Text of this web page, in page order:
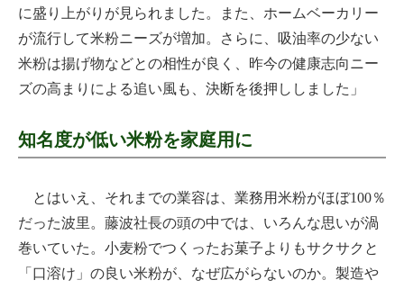
に盛り上がりが見られました。また、ホームベーカリー
が流行して米粉ニーズが増加。さらに、吸油率の少ない
米粉は揚げ物などとの相性が良く、昨今の健康志向ニー
ズの高まりによる追い風も、決断を後押ししました」
知名度が低い米粉を家庭用に
とはいえ、それまでの業容は、業務用米粉がほぼ100％
だった波里。藤波社長の頭の中では、いろんな思いが渦
巻いていた。小麦粉でつくったお菓子よりもサクサクと
「口溶け」の良い米粉が、なぜ広がらないのか。製造や